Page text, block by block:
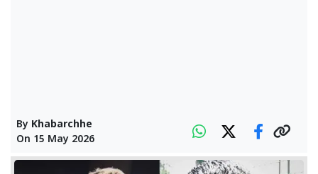
By Khabarchhe
On 15 May 2026